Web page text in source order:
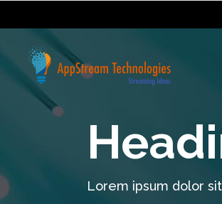
Lorem ipsum dolor sit